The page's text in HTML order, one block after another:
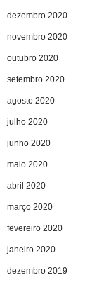
dezembro 2020
novembro 2020
outubro 2020
setembro 2020
agosto 2020
julho 2020
junho 2020
maio 2020
abril 2020
março 2020
fevereiro 2020
janeiro 2020
dezembro 2019